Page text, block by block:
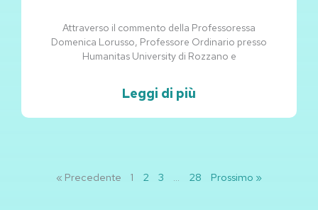
Attraverso il commento della Professoressa
Domenica Lorusso, Professore Ordinario presso
Humanitas University di Rozzano e
Leggi di più
« Precedente 1 2 3 … 28 Prossimo »